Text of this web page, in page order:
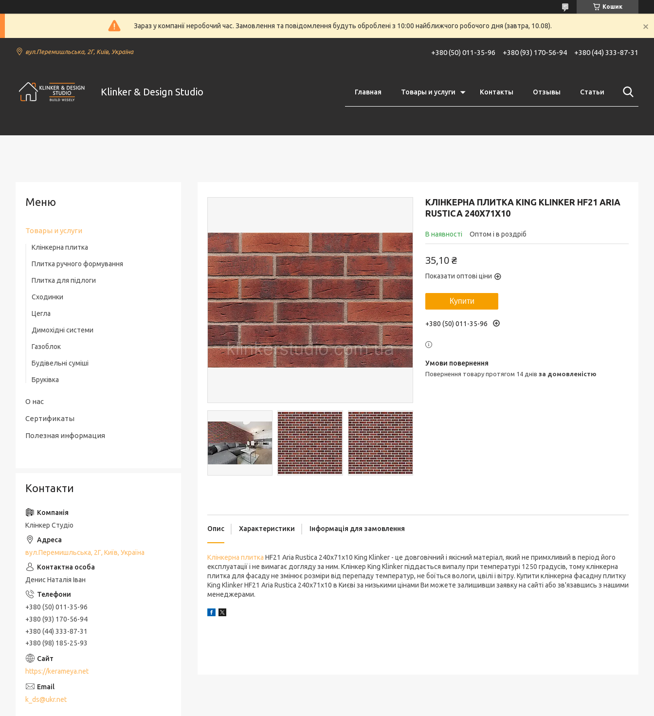
Кошик
Зараз у компанії неробочий час. Замовлення та повідомлення будуть оброблені з 10:00 найближчого робочого дня (завтра, 10.08).
вул.Перемишльська, 2Г, Київ, Україна +380 (50) 011-35-96 +380 (93) 170-56-94 +380 (44) 333-87-31
Klinker & Design Studio Главная Товары и услуги Контакты Отзывы Статьи
КЛІНКЕРНА ПЛИТКА KING KLINKER HF21 ARIA
RUSTICA 240X71X10
В наявності Оптом і в роздріб
35,10 ₴
Показати оптові ціни
Купити
+380 (50) 011-35-96
повернення товару протягом 14 днів за домовленістю
Опис Характеристики Інформація для замовлення
Клінкерна плитка HF21 Aria Rustica 240x71x10 King Klinker - це довговічний і якісний матеріал, який не примхливий в період його
експлуатації і не вимагає догляду за ним. Клінкер King Klinker піддається випалу при температурі 1250 градусів, тому клінкерна
плитка для фасаду не змінює розміри від перепаду температур, не боїться вологи, цвілі і вітру. Купити клінкерна фасадну плитку
King Klinker HF21 Aria Rustica 240x71x10 в Києві за низькими цінами Ви можете залишивши заявку на сайті або зв'язавшись з нашими
менеджерами.
Товары и услуги
Клінкерна плитка
Плитка ручного формування
Плитка для підлоги
Сходинки
Цегла
Димохідні системи
Газоблок
Будівельні суміші
Бруківка
О нас
Сертификаты
Полезная информация
Контакти
Клінкер Студіо
вул.Перемишльська, 2Г, Київ, Україна
Денис Наталія Іван
+380 (50) 011-35-96
+380 (93) 170-56-94
+380 (44) 333-87-31
+380 (98) 185-25-93
https://kerameya.net
k_ds@ukr.net